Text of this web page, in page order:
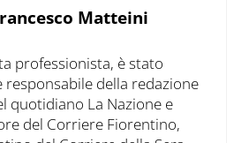
Matteini
professionista, è stato
responsabile della redazione
quotidiano La Nazione e
del Corriere Fiorentino,